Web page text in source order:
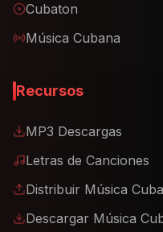
Cubaton
Música Cubana
Recursos
MP3 Descargas
Letras de Canciones
Distribuir Música
Descargar Música